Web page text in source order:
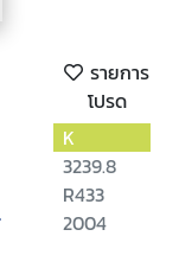
รายการ
โปรด
K
3239.8
R433
2004